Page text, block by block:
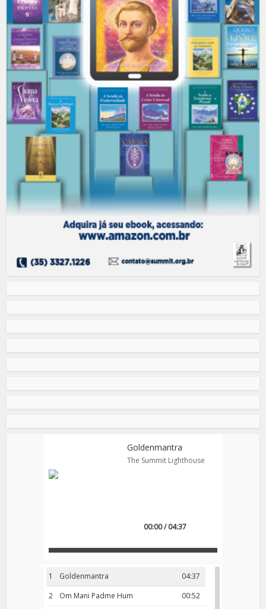
Goldenmantra
The Summit Lighthouse
00:00 / 04:37
1 04:37
Goldenmantra
2
00:52
Om Mani Padme Hum